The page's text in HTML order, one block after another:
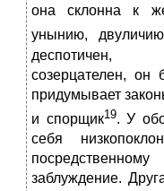
она склонна к
унынию,
деспотичен,
созерцателен, он
придумывает
и спорщик19. У
себя
заблуждение.